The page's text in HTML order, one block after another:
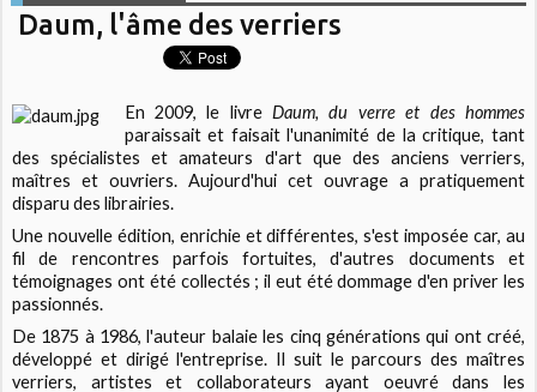
Daum, l'âme des verriers
En 2009, le livreDaum, du verre et des hommes
paraissait et faisait l'unanimité de la critique, tant
des spécialistes et amateurs d'art que des anciens verriers,
maîtres et ouvriers. Aujourd'hui cet ouvrage a pratiquement
disparu des librairies.
Une nouvelle édition, enrichie et différentes, s'est imposée car, au
fil de rencontres parfois fortuites, d'autres documents et
témoignages ont été collectés ; il eut été dommage d'en priver les
passionnés.
De 1875 à 1986, l'auteur balaie les cinq générations qui ont créé,
développé et dirigé l'entreprise. Il suit le parcours des maîtres
verriers, artistes et collaborateurs ayant oeuvré dans les